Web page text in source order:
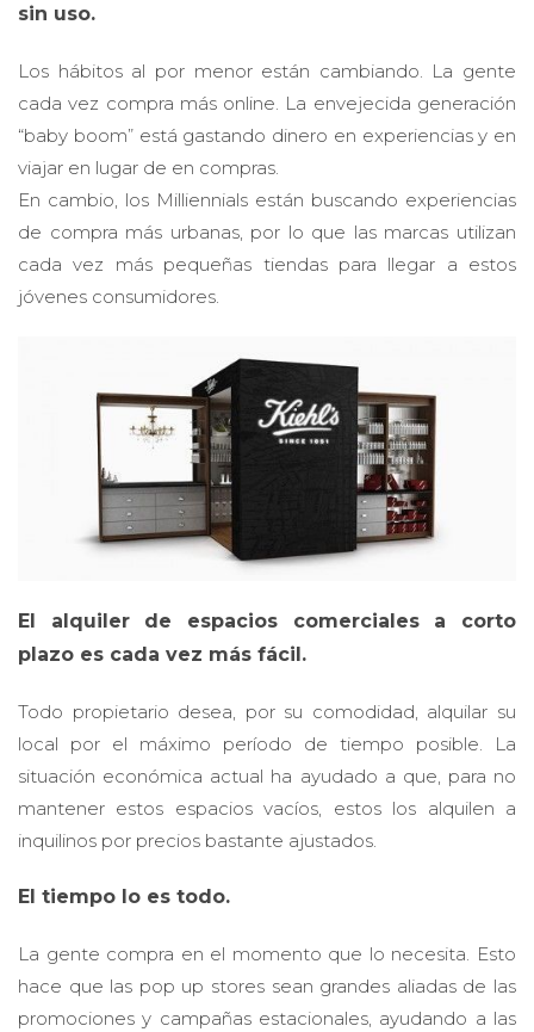
sin uso.
Los hábitos al por menor están cambiando. La gente
cada vez compra más online. La envejecida generación
“baby boom” está gastando dinero en experiencias y en
viajar en lugar de en compras.
En cambio, los Milliennials están buscando experiencias
de compra más urbanas, por lo que las marcas utilizan
cada vez más pequeñas tiendas para llegar a estos
jóvenes consumidores.
El alquiler de espacios comerciales a corto
plazo es cada vez más fácil.
Todo propietario desea, por su comodidad, alquilar su
local por el máximo período de tiempo posible. La
situación económica actual ha ayudado a que, para no
mantener estos espacios vacíos, estos los alquilen a
inquilinos por precios bastante ajustados.
El tiempo lo es todo.
La gente compra en el momento que lo necesita. Esto
hace que las pop up stores sean grandes aliadas de las
promociones y campañas estacionales, ayudando a las